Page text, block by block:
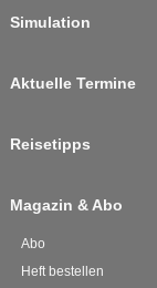
Simulation
Aktuelle Termine
Reisetipps
Magazin & Abo
Abo
Heft bestellen